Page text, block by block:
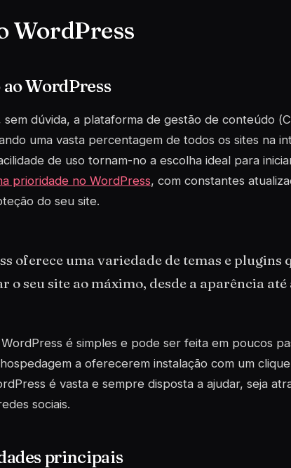
WordPress
WordPress
sem dúvida, a plataforma de gestão de conteúdo (
uma vasta percentagem de todos os sites na
de uso tornam-no a escolha ideal para
prioridade no WordPress, com constantes
do seu site.
oferece uma variedade de temas e plugins
o seu site ao máximo, desde a aparência
é simples e pode ser feita em poucos
a oferecerem instalação com um
é vasta e sempre disposta a ajudar, seja
sociais.
principais